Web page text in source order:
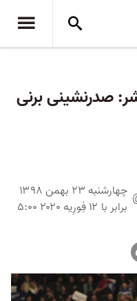
صدرنشینی برنی
چهارشنبه ۲۳ بهمن ۱۳۹۸
برابر با ۱۲ فِورِیه ۲۰۲۰ ۵:۰۰